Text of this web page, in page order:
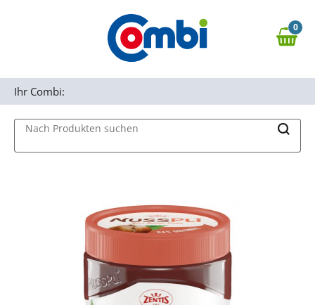
Zur Navigation springen
0,00 €
0
Nach Produkten suchen
Ihr Combi: